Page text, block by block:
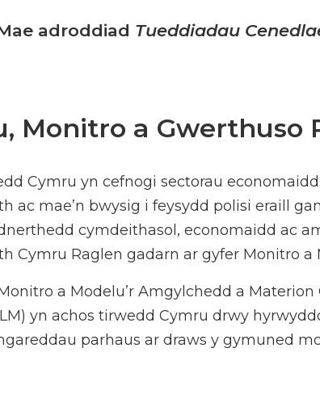
adroddiad Tueddiadau
Monitro a Gwerthuso
Cymru yn cefnogi sectorau
ac mae’n bwysig i feysydd polisi eraill
cymdeithasol, economaidd ac
Cymru Raglen gadarn ar gyfer Monitro
a Modelu’r Amgylchedd a
yn achos tirwedd Cymru drwy
parhaus ar draws y gymuned